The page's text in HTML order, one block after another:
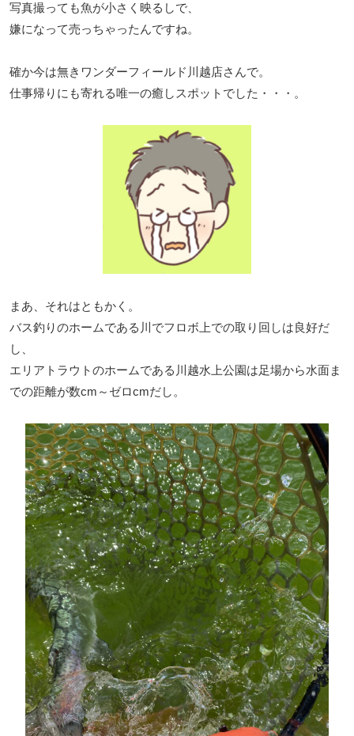
写真撮っても魚が小さく映るしで、
嫌になって売っちゃったんですね。
確か今は無きワンダーフィールド川越店さんで。
仕事帰りにも寄れる唯一の癒しスポットでした・・・。
まあ、それはともかく。
バス釣りのホームである川でフロボ上での取り回しは良好だ
し、
エリアトラウトのホームである川越水上公園は足場から水面ま
での距離が数cm～ゼロcmだし。